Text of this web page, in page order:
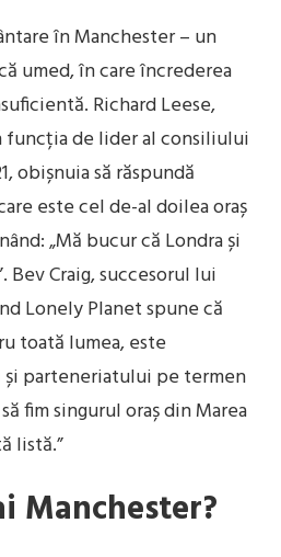
în Manchester – un
umed, în care încrederea
Richard Leese,
funcția de lider al consiliului
obișnuia să răspundă
este cel de-al doilea oraș
„Mă bucur că Londra și
Bev Craig, succesorul lui
Lonely Planet spune că
toată lumea, este
parteneriatului pe termen
fim singurul oraș din Marea
listă.”
Manchester?